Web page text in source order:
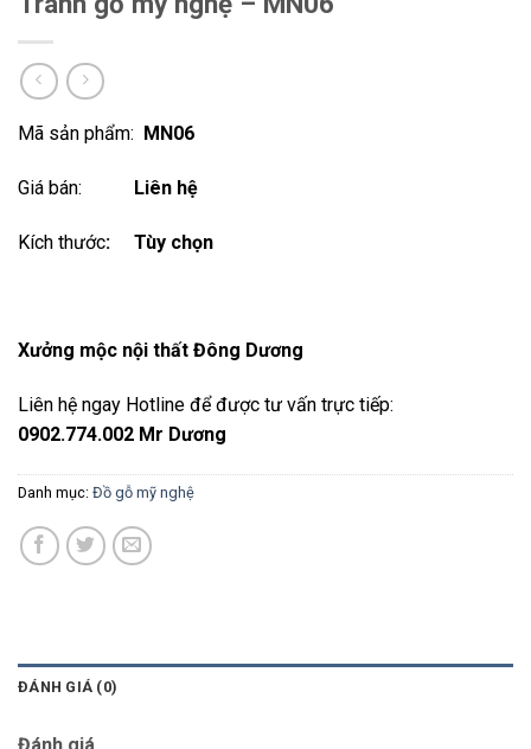
Mã sản phẩm: MN06
Giá bán: Liên hệ
Kích thước: Tùy chọn
Xưởng mộc nội thất Đông Dương
Liên hệ ngay Hotline để được tư vấn trực tiếp:
0902.774.002 Mr Dương
Danh mục: Đồ gỗ mỹ nghệ
ĐÁNH GIÁ (0)